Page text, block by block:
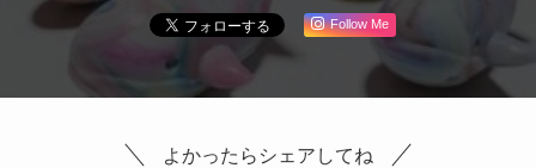
Follow Me
よかったらシェアしてね